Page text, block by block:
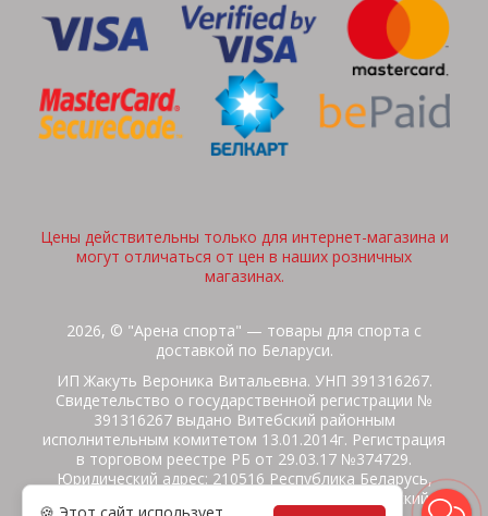
Цены действительны только для интернет-магазина и
могут отличаться от цен в наших розничных
магазинах.
2026, © "Арена спорта" — товары для спорта с
доставкой по Беларуси.
ИП Жакуть Вероника Витальевна. УНП 391316267.
Свидетельство о государственной регистрации №
391316267 выдано Витебский районным
исполнительным комитетом 13.01.2014г. Регистрация
в торговом реестре РБ от 29.03.17 №374729.
Юридический адрес: 210516 Республика Беларусь,
Витебская область, Витебский район, Бабиничский с/